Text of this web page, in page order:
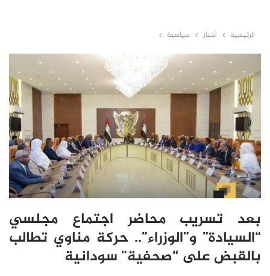
الرئيسية أخبار سياسية
بعد تسريب محاضر اجتماع مجلسي
“السيادة” و”الوزراء”.. حركة مناوي تطالب
بالقبض على “صحفية” سودانية